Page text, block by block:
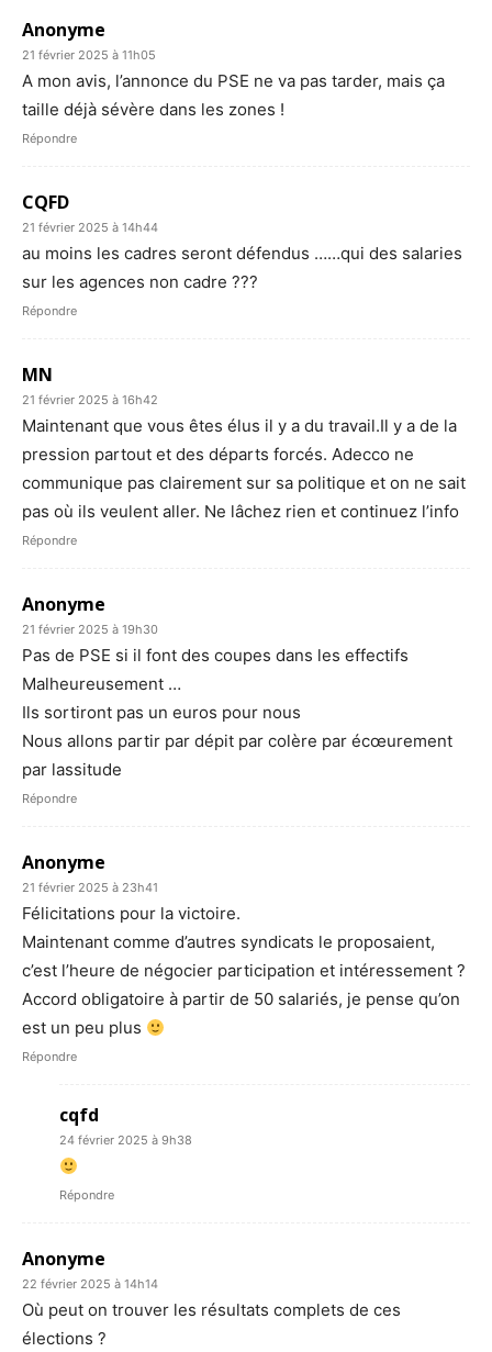
Anonyme
21 février 2025 à 11h05
A mon avis, l’annonce du PSE ne va pas tarder, mais ça
taille déjà sévère dans les zones !
Répondre
CQFD
21 février 2025 à 14h44
au moins les cadres seront défendus ……qui des salaries
sur les agences non cadre ???
Répondre
MN
21 février 2025 à 16h42
Maintenant que vous êtes élus il y a du travail.Il y a de la
pression partout et des départs forcés. Adecco ne
communique pas clairement sur sa politique et on ne sait
pas où ils veulent aller. Ne lâchez rien et continuez l’info
Répondre
Anonyme
21 février 2025 à 19h30
Pas de PSE si il font des coupes dans les effectifs
Malheureusement …
Ils sortiront pas un euros pour nous
Nous allons partir par dépit par colère par écœurement
par lassitude
Répondre
Anonyme
21 février 2025 à 23h41
Félicitations pour la victoire.
Maintenant comme d’autres syndicats le proposaient,
c’est l’heure de négocier participation et intéressement ?
Accord obligatoire à partir de 50 salariés, je pense qu’on
est un peu plus
Répondre
cqfd
24 février 2025 à 9h38
Répondre
Anonyme
22 février 2025 à 14h14
Où peut on trouver les résultats complets de ces
élections ?